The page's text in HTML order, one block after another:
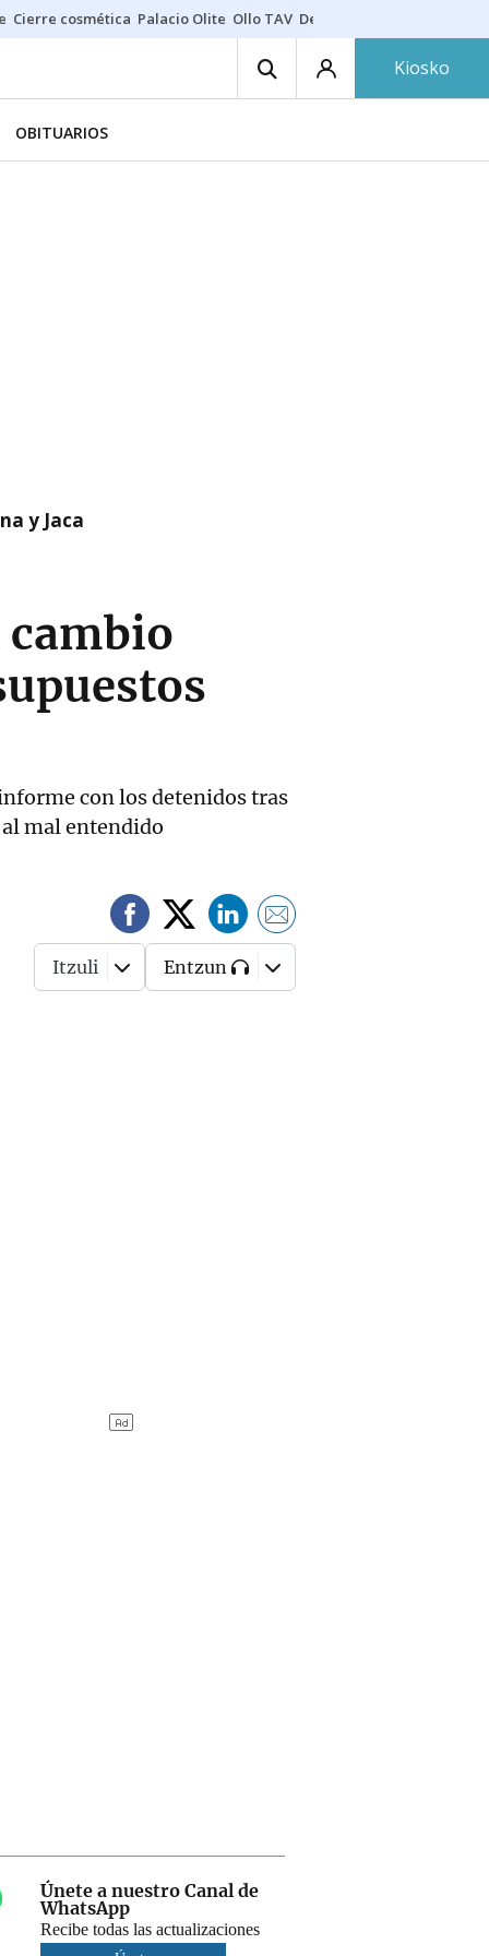
Cierre cosmética Palacio Olite Ollo TAV Derrama vecinos
Kiosko
OBITUARIOS
y Jaca
con los detenidos tras
mal entendido
Itzuli Entzun
Únete a nuestro Canal de
WhatsApp
Recibe todas las actualizaciones